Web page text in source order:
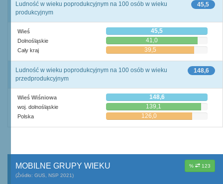
45,5
Ludność w wieku poprodukcyjnym na 100 osób w wieku
produkcyjnym
Wieś 45,5
Dolnośląskie 41,0
Cały kraj 39,5
148,6
Ludność w wieku poprodukcyjnym na 100 osób w wieku
przedprodukcyjnym
Wieś Wiśniowa 148,6
woj. dolnośląskie 139,1
Polska 126,0
% 123
MOBILNE GRUPY WIEKU
(Źródło: GUS, NSP 2021)